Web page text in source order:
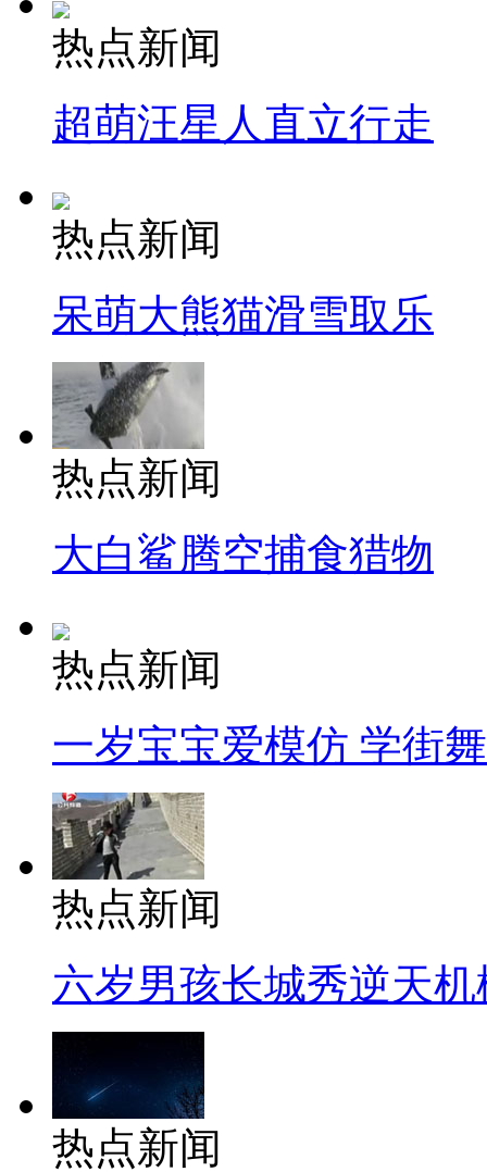
热点新闻
超萌汪星人直立行走
热点新闻
呆萌大熊猫滑雪取乐
热点新闻
大白鲨腾空捕食猎物
热点新闻
一岁宝宝爱模仿 学街
热点新闻
六岁男孩长城秀逆天机
热点新闻